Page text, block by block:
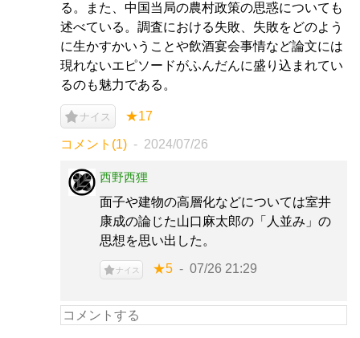
る。また、中国当局の農村政策の思惑についても
述べている。調査における失敗、失敗をどのよう
に生かすかいうことや飲酒宴会事情など論文には
現れないエピソードがふんだんに盛り込まれてい
るのも魅力である。
ナイス ★17
コメント(1) 2024/07/26
西野西狸
面子や建物の高層化などについては室井
康成の論じた山口麻太郎の「人並み」の
思想を思い出した。
ナイス ★5 07/26 21:29